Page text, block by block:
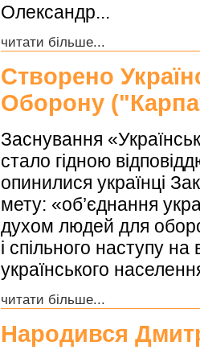
Олександр...
читати більше...
Створено
Оборону
Заснування
стало гідною
опинилися українці
мету: «об’єднання
духом людей для
і спільного наступу на
українського
читати більше...
Народився